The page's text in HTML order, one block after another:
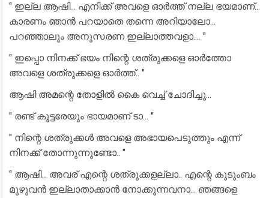
" ഇല്ല ആഷി... എനിക്ക് അവളെ ഓർത്ത് നല്ല ഭയമാണ്...
കാരണം ഞാൻ പറയാതെ തന്നെ അറിയാലോ...
പറഞ്ഞാലും അനുസരണ ഇല്ലാത്തവളാ.... "
" ഇപ്പൊ നിനക്ക് ഭയം നിന്റെ ശത്രുക്കളെ ഓർത്തോ
അവളെ ശത്രുക്കളെ ഓർത്ത്.. "
ആഷി അമന്റെ തോളിൽ കൈ വെച്ച് ചോദിച്ചു...
" രണ്ട് കൂട്ടരേയും ഭായമാണ് ടാ... "
" നിന്റെ ശത്രുക്കൾ അവളെ അഭായപെടുത്തും എന്ന്
നിനക്ക് തോന്നുന്നുണ്ടോ.. "
" ആഷി... അവര് എന്റെ ശത്രുക്കളല്ലാ.. എന്റെ കുടുംബം
മുഴുവൻ ഇല്ലാതാക്കാൻ നോക്കുന്നവനാ... ഞങ്ങളെ